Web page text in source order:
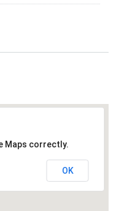
Maps correctly.
OK